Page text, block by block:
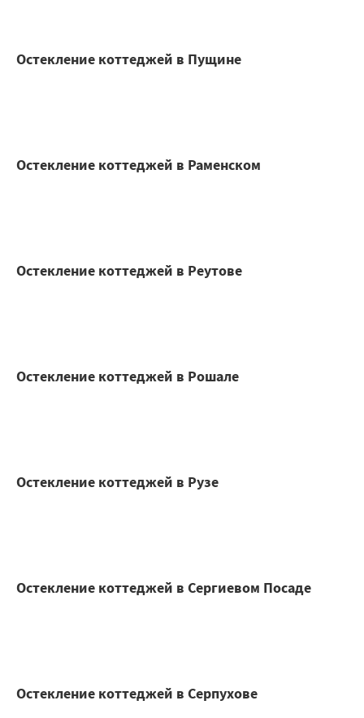
Остекление коттеджей в Пущине
Остекление коттеджей в Раменском
Остекление коттеджей в Реутове
Остекление коттеджей в Рошале
Остекление коттеджей в Рузе
Остекление коттеджей в Сергиевом Посаде
Остекление коттеджей в Серпухове